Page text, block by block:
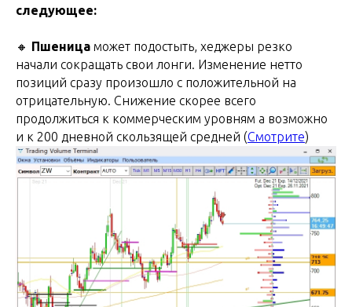
следующее:
🔸 Пшеница может подостыть, хеджеры резко
начали сокращать свои лонги. Изменение нетто
позиций сразу произошло с положительной на
отрицательную. Снижение скорее всего
продолжиться к коммерческим уровням а возможно
и к 200 дневной скользящей средней (Смотрите)